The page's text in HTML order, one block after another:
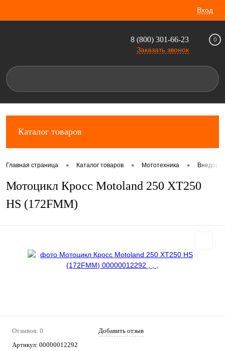
Вход
8 (800) 301-66-23
Заказать звонок
0
Каталог товаров
Главная страница • Каталог товаров • Мототехника •
Мотоцикл Кросс Motoland 250 XT250
HS (172FMM)
Отзывов: 0
Добавить отзыв
Артикул: 00000012292